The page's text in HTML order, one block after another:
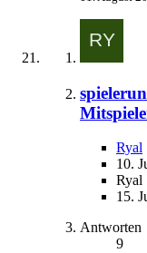
Ryal
10.
Ryal
15.
Antworten
9